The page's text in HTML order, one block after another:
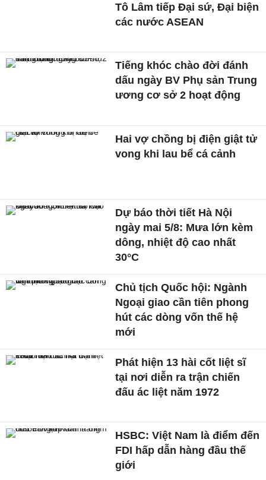
Tô Lâm tiếp Đại sứ, Đại biện
các nước ASEAN
Tiếng khóc chào đời đánh
dấu ngày BV Phụ sản Trung
ương cơ sở 2 hoạt động
Hai vợ chồng bị điện giật tử
vong khi lau bể cá cảnh
Dự báo thời tiết Hà Nội
ngày mai 5/8: Mưa lớn kèm
dông, nhiệt độ cao nhất
30°C
Chủ tịch Quốc hội: Ngành
Ngoại giao cần tiên phong
hút các dòng vốn thế hệ
mới
Phát hiện 13 hài cốt liệt sĩ
tại nơi diễn ra trận chiến
đấu ác liệt năm 1972
HSBC: Việt Nam là điểm đến
FDI hấp dẫn hàng đầu thế
giới